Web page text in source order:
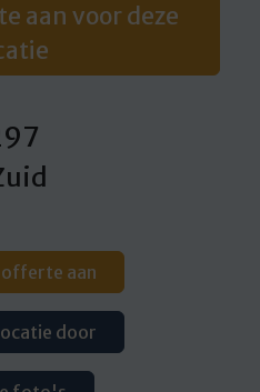
aan voor deze
aan
door